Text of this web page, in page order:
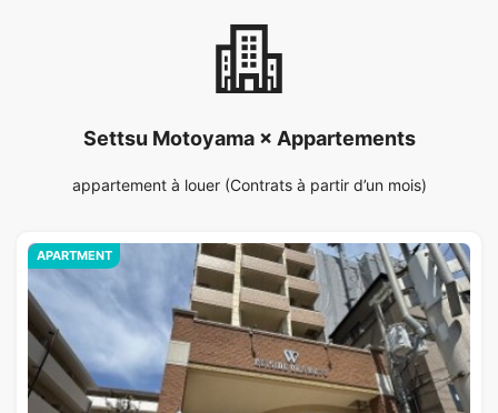
Settsu Motoyama × Appartements
appartement à louer (Contrats à partir d’un mois)
APARTMENT